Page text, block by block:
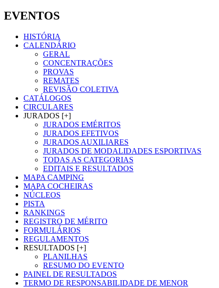
EVENTOS
HISTÓRIA
CALENDÁRIO
GERAL
CONCENTRAÇÕES
PROVAS
REMATES
REVISÃO COLETIVA
CATÁLOGOS
CIRCULARES
JURADOS [+]
JURADOS EMÉRITOS
JURADOS EFETIVOS
JURADOS AUXILIARES
JURADOS DE MODALIDADES ESPORTIVAS
TODAS AS CATEGORIAS
EDITAIS E RESULTADOS
MAPA CAMPING
MAPA COCHEIRAS
NÚCLEOS
PISTA
RANKINGS
REGISTRO DE MÉRITO
FORMULÁRIOS
REGULAMENTOS
RESULTADOS [+]
PLANILHAS
RESUMO DO EVENTO
PAINEL DE RESULTADOS
TERMO DE RESPONSABILIDADE DE MENOR